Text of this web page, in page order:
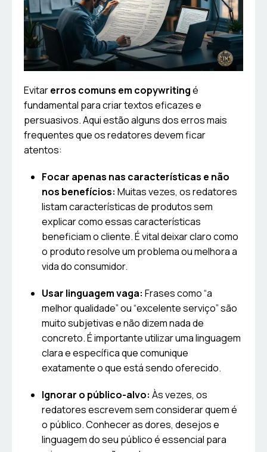
Evitarerros comuns em copywritingé
fundamental para criar textos eficazes e
persuasivos. Aqui estão alguns dos erros mais
frequentes que os redatores devem ficar
atentos:
Focar apenas nas características e não
nos benefícios: Muitas vezes, os redatores
listam características de produtos sem
explicar como essas características
beneficiam o cliente. É vital deixar claro como
o produto resolve um problema ou melhora a
vida do consumidor.
Usar linguagem vaga: Frases como “a
melhor qualidade” ou “excelente serviço” são
muito subjetivas e não dizem nada de
concreto. É importante utilizar uma linguagem
clara e específica que comunique
exatamente o que está sendo oferecido.
Ignorar o público-alvo: Às vezes, os
redatores escrevem sem considerar quem é
o público. Conhecer as dores, desejos e
linguagem do seu público é essencial para